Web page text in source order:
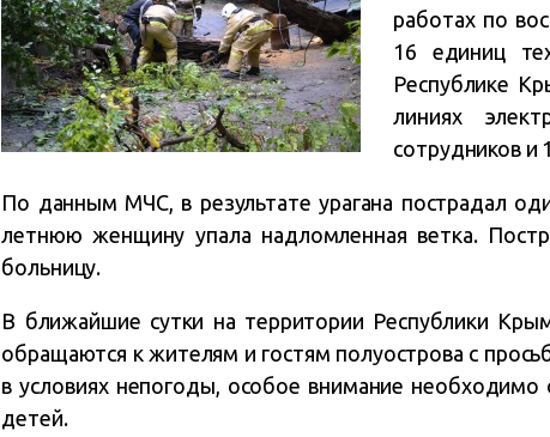
работах по
16 единиц
Республике
линиях
сотрудников и
По данным МЧС, в результате урагана пострадал
летнюю женщину упала надломленная ветка.
больницу.
В ближайшие сутки на территории Республики
обращаются к жителям и гостям полуострова с
в условиях непогоды, особое внимание
детей.